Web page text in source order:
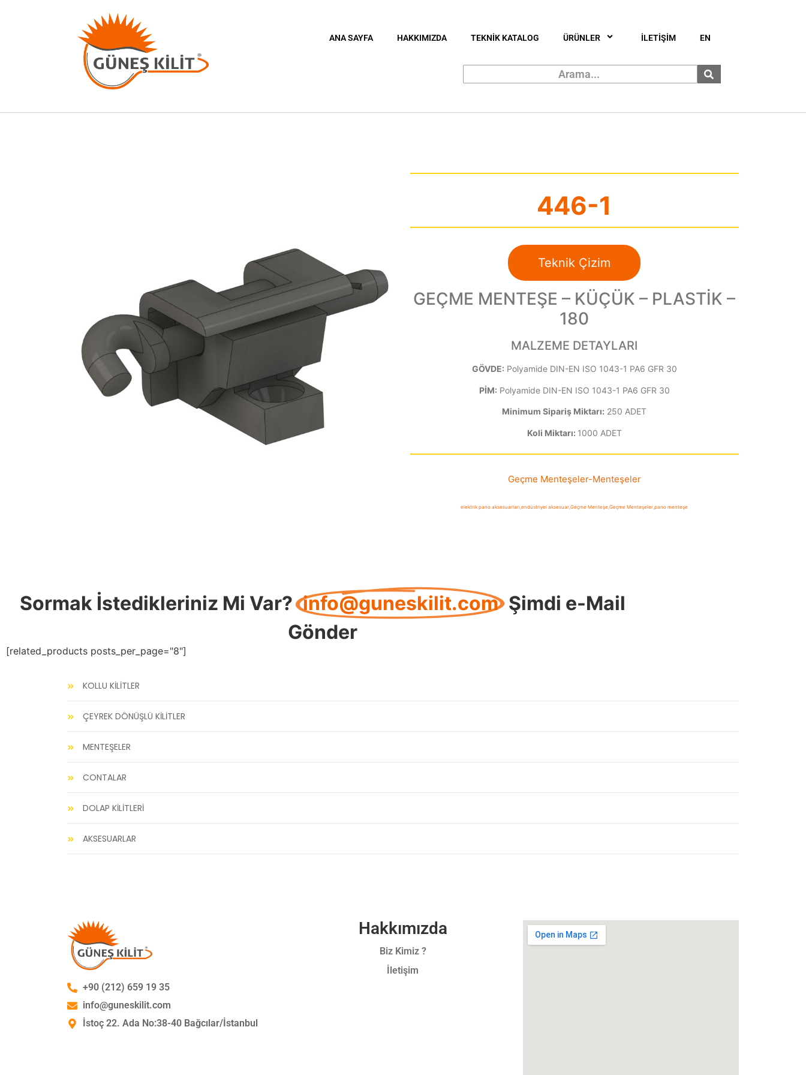
ANA SAYFA HAKKIMIZDA TEKNİK KATALOG ÜRÜNLER İLETİŞİM EN
446-1
Teknik Çizim
GEÇME MENTEŞE – KÜÇÜK – PLASTİK –
180
MALZEME DETAYLARI
GÖVDE: Polyamide DIN-EN ISO 1043-1 PA6 GFR 30
PİM: Polyamide DIN-EN ISO 1043-1 PA6 GFR 30
Minimum Sipariş Miktarı: 250 ADET
Koli Miktarı: 1000 ADET
Geçme Menteşeler-Menteşeler
elektrik pano aksesuarları ,endüstriyel aksesuar ,Geçme Menteşe ,Geçme Menteşeler ,pano menteşe
Sormak İstedikleriniz Mi Var? info@guneskilit.com Şimdi e-Mail
Gönder
[related_products posts_per_page="8"]
KOLLU KİLİTLER
ÇEYREK DÖNÜŞLÜ KİLİTLER
MENTEŞELER
CONTALAR
DOLAP KİLİTLERİ
AKSESUARLAR
+90 (212) 659 19 35
info@guneskilit.com
İstoç 22. Ada No:38-40 Bağcılar/İstanbul
Hakkımızda
Biz Kimiz ?
İletişim